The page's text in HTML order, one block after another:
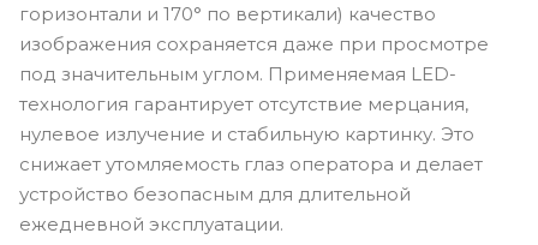
горизонтали и 170° по вертикали) качество
изображения сохраняется даже при просмотре
под значительным углом. Применяемая LED-
технология гарантирует отсутствие мерцания,
нулевое излучение и стабильную картинку. Это
снижает утомляемость глаз оператора и делает
устройство безопасным для длительной
ежедневной эксплуатации.